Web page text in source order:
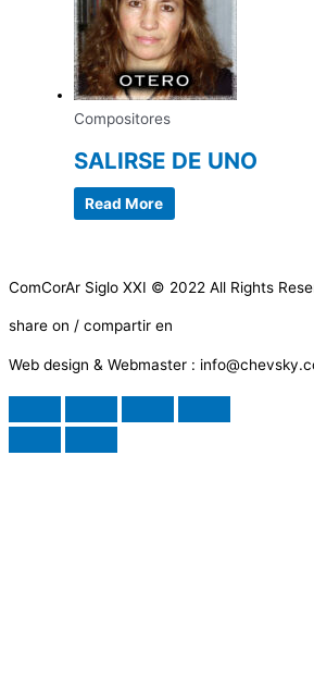
Compositores
SALIRSE DE UNO
Read More
ComCorAr Siglo XXI © 2022 All Rights
share on / compartir en
Web design & Webmaster :